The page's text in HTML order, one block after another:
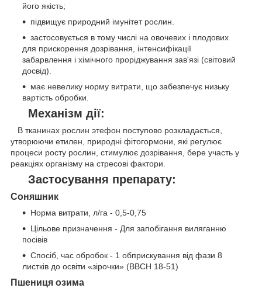
його якість;
підвищує природний імунітет рослин.
застосовується в тому числі на овочевих і плодових
для прискорення дозрівання, інтенсифікації
забарвлення і хімічного проріджування зав'язі (світовий
досвід).
має невелику норму витрати, що забезпечує низьку
вартість обробки.
Механізм дії:
В тканинах рослин этефон поступово розкладається,
утворюючи етилен, природні фітогормони, які регулює
процеси росту рослин, стимулює дозрівання, бере участь у
реакціях організму на стресові фактори.
Застосування препарату:
Соняшник
Норма витрати, л/га - 0,5-0,75
Цільове призначення - Для запобігання виляганню
посівів
Спосіб, час обробок - 1 обприскування від фази 8
листків до освіти «зірочки» (BBCH 18-51)
Пшениця озима